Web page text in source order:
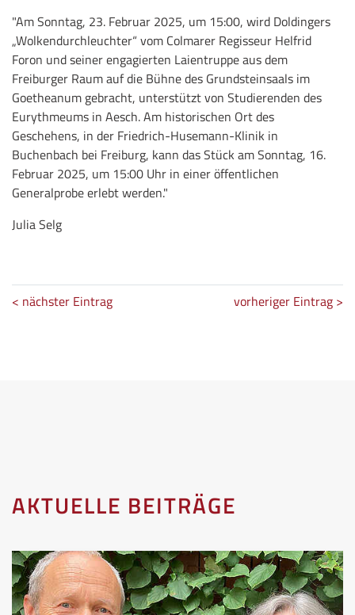
"Am Sonntag, 23. Februar 2025, um 15:00, wird Doldingers
„Wolkendurchleuchter“ vom Colmarer Regisseur Helfrid
Foron und seiner engagierten Laientruppe aus dem
Freiburger Raum auf die Bühne des Grundsteinsaals im
Goetheanum gebracht, unterstützt von Studierenden des
Eurythmeums in Aesch. Am historischen Ort des
Geschehens, in der Friedrich-Husemann-Klinik in
Buchenbach bei Freiburg, kann das Stück am Sonntag, 16.
Februar 2025, um 15:00 Uhr in einer öffentlichen
Generalprobe erlebt werden."
Julia Selg
< nächster Eintrag vorheriger Eintrag >
AKTUELLE BEITRÄGE